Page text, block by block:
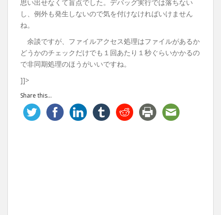
思い出せなくて盲点でした。デバッグ実行では落ちない
し、例外も発生しないので気を付けなければいけません
ね。
余談ですが、ファイルアクセス処理はファイルがあるか
どうかのチェックだけでも１回あたり１秒ぐらいかかるの
で非同期処理のほうがいいですね。
]]>
Share this...